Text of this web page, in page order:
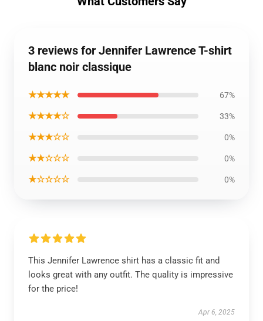
3 reviews for Jennifer Lawrence T-shirt
blanc noir classique
★★★★★ 67%
★★★★☆ 33%
★★★☆☆ 0%
★★☆☆☆ 0%
★☆☆☆☆ 0%
This Jennifer Lawrence shirt has a classic fit and
looks great with any outfit. The quality is impressive
for the price!
Apr 6, 2025